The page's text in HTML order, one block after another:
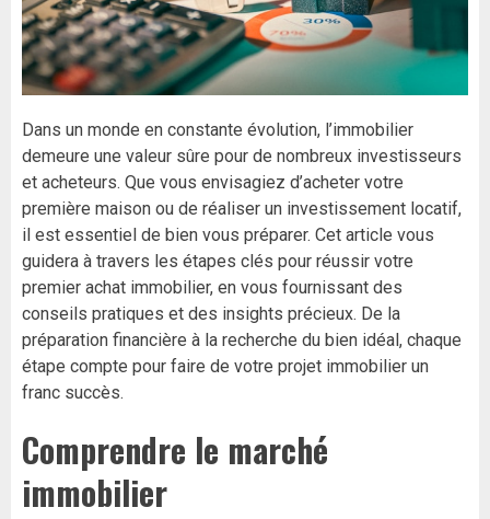
Dans un monde en constante évolution, l’immobilier
demeure une valeur sûre pour de nombreux investisseurs
et acheteurs. Que vous envisagiez d’acheter votre
première maison ou de réaliser un investissement locatif,
il est essentiel de bien vous préparer. Cet article vous
guidera à travers les étapes clés pour réussir votre
premier achat immobilier, en vous fournissant des
conseils pratiques et des insights précieux. De la
préparation financière à la recherche du bien idéal, chaque
étape compte pour faire de votre projet immobilier un
franc succès.
Comprendre le marché
immobilier